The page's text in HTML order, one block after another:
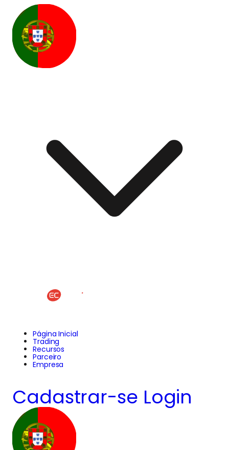
Página Inicial
Trading
Recursos
Parceiro
Empresa
Cadastrar-se Login